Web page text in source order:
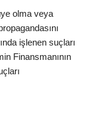
olma veya
işlenen suçları
Finansmanının